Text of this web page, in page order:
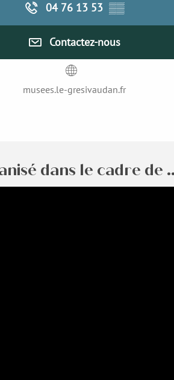
04 76 13 53 ▒▒
Contactez-nous
musees.le-gresivaudan.fr
dans le cadre de